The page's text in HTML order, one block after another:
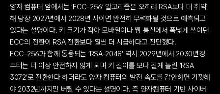
양자 컴퓨터 앞에서는 ‘ECC-256’ 알고리즘은 오히려 RSA보다 더 취약
해 당장 2027년에서 2028년 사이면 완전히 무력화될 것으로 예측되고
있다는 설명이다. 키 크기가 작아 모바일이나 웹 통신에서 폭넓게 쓰이던
ECC의 전환이 RSA 전환보다 훨씬 더 시급하다고 진단했다.
ECC-256과 함께 통용되는 ‘RSA-2048’ 역시 2029년에서 2030년경
부터는 더 이상 안전하지 않게 되며 키 길이를 보다 길게 늘린 ‘RSA
3072’로 전환한다 하더라도 양자 컴퓨터의 발전 속도를 감안하면 기껏해
야 2032년까지만 버틸 수 있다는 설명이다. 즉 양자컴퓨터 기반 사이버